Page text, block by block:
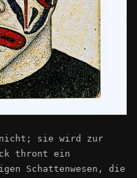
nicht; sie wird zur
thront ein
Schattenwesen, die